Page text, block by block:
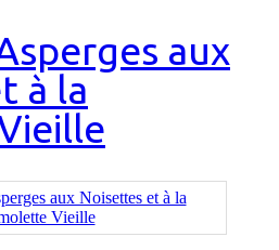
aux
à la